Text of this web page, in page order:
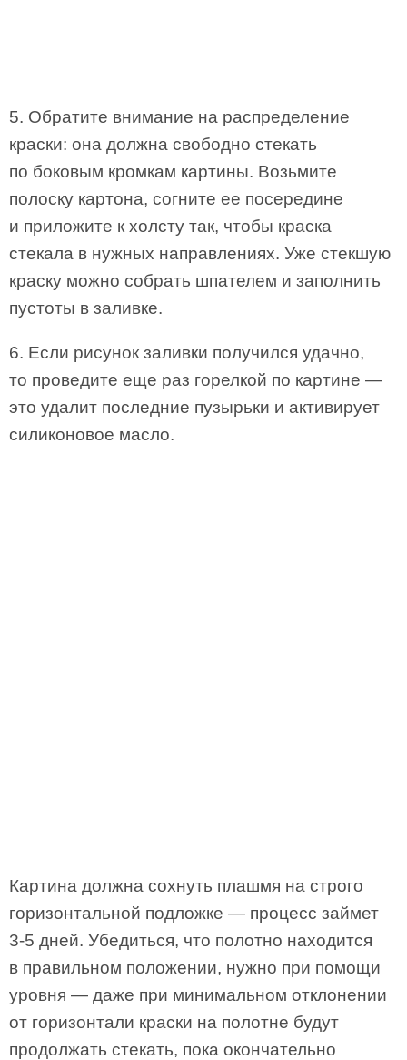
5. Обратите внимание на распределение
краски: она должна свободно стекать
по боковым кромкам картины. Возьмите
полоску картона, согните ее посередине
и приложите к холсту так, чтобы краска
стекала в нужных направлениях. Уже стекшую
краску можно собрать шпателем и заполнить
пустоты в заливке.
6. Если рисунок заливки получился удачно,
то проведите еще раз горелкой по картине —
это удалит последние пузырьки и активирует
силиконовое масло.
Картина должна сохнуть плашмя на строго
горизонтальной подложке — процесс займет
3-5 дней. Убедиться, что полотно находится
в правильном положении, нужно при помощи
уровня — даже при минимальном отклонении
от горизонтали краски на полотне будут
продолжать стекать, пока окончательно